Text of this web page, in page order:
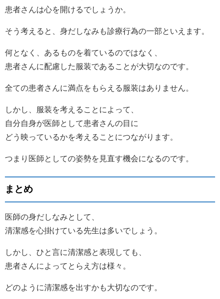
患者さんは心を開けるでしょうか。
そう考えると、身だしなみも診療行為の一部といえます。
何となく、あるものを着ているのではなく、
患者さんに配慮した服装であることが大切なのです。
全ての患者さんに満点をもらえる服装はありません。
しかし、服装を考えることによって、
自分自身が医師として患者さんの目に
どう映っているかを考えることにつながります。
つまり医師としての姿勢を見直す機会になるのです。
まとめ
医師の身だしなみとして、
清潔感を心掛けている先生は多いでしょう。
しかし、ひと言に清潔感と表現しても、
患者さんによってとらえ方は様々。
どのように清潔感を出すかも大切なのです。